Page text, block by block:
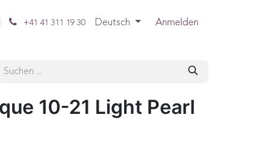
+41 41 311 19 30 Deutsch Anmelden
10-21 Light Pearl